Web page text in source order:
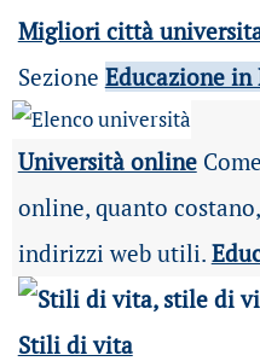
Migliori città
Sezione Educazione in
Università online
online, quanto
indirizzi web utili.
Stili di vita